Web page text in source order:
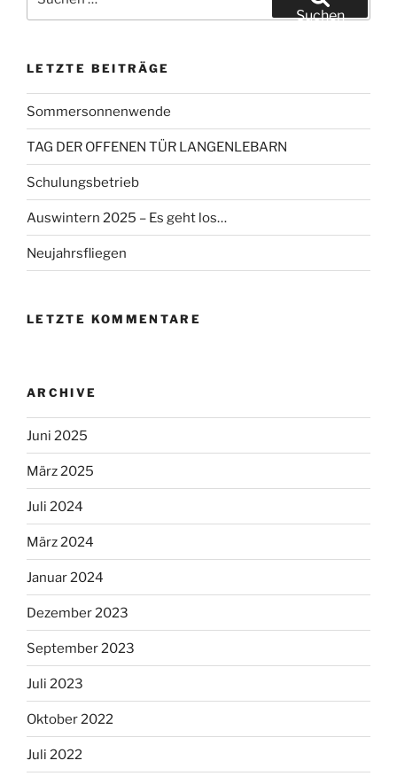
nach:
Suchen
LETZTE BEITRÄGE
Sommersonnenwende
TAG DER OFFENEN TÜR LANGENLEBARN
Schulungsbetrieb
Auswintern 2025 – Es geht los…
Neujahrsfliegen
LETZTE KOMMENTARE
ARCHIVE
Juni 2025
März 2025
Juli 2024
März 2024
Januar 2024
Dezember 2023
September 2023
Juli 2023
Oktober 2022
Juli 2022